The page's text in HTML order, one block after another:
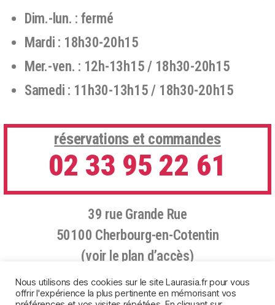
Dim.-lun. : fermé
Mardi : 18h30-20h15
Mer.-ven. : 12h-13h15 / 18h30-20h15
Samedi : 11h30-13h15 / 18h30-20h15
réservations et commandes
02 33 95 22 61
39 rue Grande Rue
50100 Cherbourg-en-Cotentin
(voir le plan d’accès)
Nous utilisons des cookies sur le site Laurasia.fr pour vous
offrir l'expérience la plus pertinente en mémorisant vos